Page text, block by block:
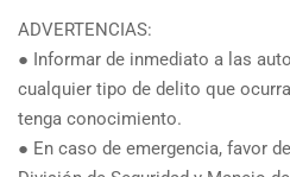
ADVERTENCIAS:
● Informar de inmediato a las
cualquier tipo de delito que
tenga conocimiento.
● En caso de emergencia, favor